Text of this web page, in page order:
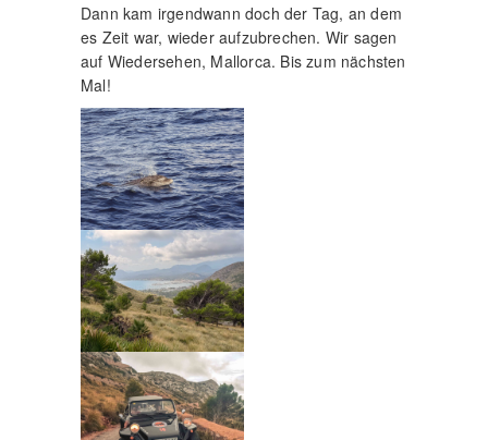
Dann kam irgendwann doch der Tag, an dem
es Zeit war, wieder aufzubrechen. Wir sagen
auf Wiedersehen, Mallorca. Bis zum nächsten
Mal!